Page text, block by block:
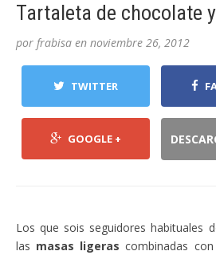
Tartaleta de chocolate
por frabisa en noviembre 26, 2012
TWITTER
GOOGLE +
Los que sois seguidores habituales
las masas ligeras combinadas con